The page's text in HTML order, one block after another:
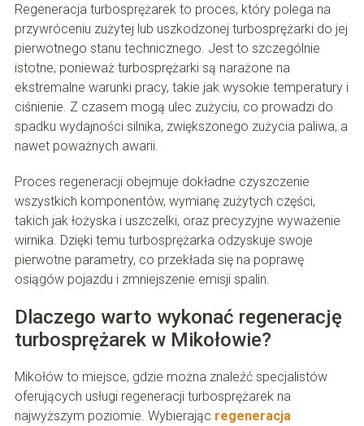
Regeneracja turbosprężarek to proces, który polega na
przywróceniu zużytej lub uszkodzonej turbosprężarki do jej
pierwotnego stanu technicznego. Jest to szczególnie
istotne, ponieważ turbosprężarki są narażone na
ekstremalne warunki pracy, takie jak wysokie temperatury i
ciśnienie. Z czasem mogą ulec zużyciu, co prowadzi do
spadku wydajności silnika, zwiększonego zużycia paliwa, a
nawet poważnych awarii.
Proces regeneracji obejmuje dokładne czyszczenie
wszystkich komponentów, wymianę zużytych części,
takich jak łożyska i uszczelki, oraz precyzyjne wyważenie
wirnika. Dzięki temu turbosprężarka odzyskuje swoje
pierwotne parametry, co przekłada się na poprawę
osiągów pojazdu i zmniejszenie emisji spalin.
Dlaczego warto wykonać regenerację
turbosprężarek w Mikołowie?
Mikołów to miejsce, gdzie można znaleźć specjalistów
oferujących usługi regeneracji turbosprężarek na
najwyższym poziomie. Wybierając regeneracja